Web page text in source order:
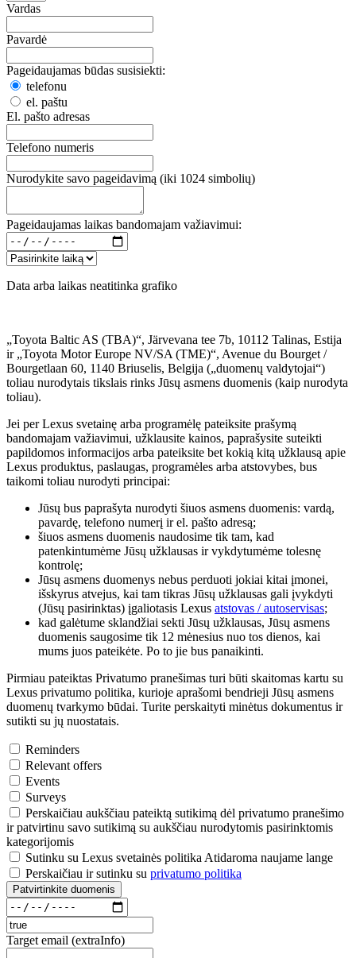
Vardas
Pavardė
Pageidaujamas būdas susisiekti:
telefonu
el. paštu
El. pašto adresas
Telefono numeris
Nurodykite savo pageidavimą (iki 1024 simbolių)
Pageidaujamas laikas bandomajam važiavimui:
Data arba laikas neatitinka grafiko
„Toyota Baltic AS (TBA)“, Järvevana tee 7b, 10112 Talinas, Estija
ir „Toyota Motor Europe NV/SA (TME)“, Avenue du Bourget /
Bourgetlaan 60, 1140 Briuselis, Belgija („duomenų valdytojai“)
toliau nurodytais tikslais rinks Jūsų asmens duomenis (kaip nurodyta
toliau).
Jei per Lexus svetainę arba programėlę pateiksite prašymą
bandomajam važiavimui, užklausite kainos, paprašysite suteikti
papildomos informacijos arba pateiksite bet kokią kitą užklausą apie
Lexus produktus, paslaugas, programėles arba atstovybes, bus
taikomi toliau nurodyti principai:
Jūsų bus paprašyta nurodyti šiuos asmens duomenis: vardą,
pavardę, telefono numerį ir el. pašto adresą;
šiuos asmens duomenis naudosime tik tam, kad
patenkintumėme Jūsų užklausas ir vykdytumėme tolesnę
kontrolę;
Jūsų asmens duomenys nebus perduoti jokiai kitai įmonei,
išskyrus atvejus, kai tam tikras Jūsų užklausas gali įvykdyti
(Jūsų pasirinktas) įgaliotasis Lexus atstovas / autoservisas;
kad galėtume sklandžiai sekti Jūsų užklausas, Jūsų asmens
duomenis saugosime tik 12 mėnesius nuo tos dienos, kai
mums juos pateikėte. Po to jie bus panaikinti.
Pirmiau pateiktas Privatumo pranešimas turi būti skaitomas kartu su
Lexus privatumo politika, kurioje aprašomi bendrieji Jūsų asmens
duomenų tvarkymo būdai. Turite perskaityti minėtus dokumentus ir
sutikti su jų nuostatais.
Reminders
Relevant offers
Events
Surveys
Perskaičiau aukščiau pateiktą sutikimą dėl privatumo pranešimo
ir patvirtinu savo sutikimą su aukščiau nurodytomis pasirinktomis
kategorijomis
Sutinku su Lexus svetainės politika Atidaroma naujame lange
Perskaičiau ir sutinku su privatumo politika
Patvirtinkite duomenis
Target email (extraInfo)